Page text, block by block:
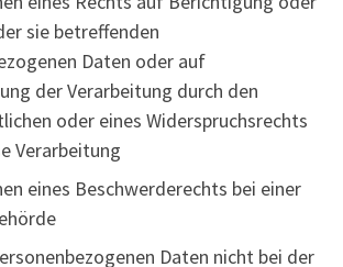
sie betreffenden
Daten oder auf
der Verarbeitung durch den
oder eines Widerspruchsrechts
Verarbeitung
eines Beschwerderechts bei einer
Daten nicht bei der